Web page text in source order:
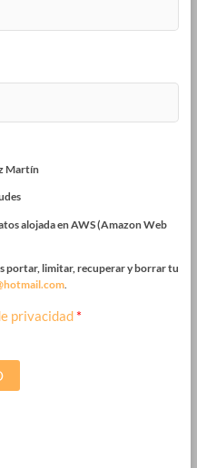
Martín
alojada en AWS (Amazon Web
portar, limitar, recuperar y borrar tu
.
privacidad *